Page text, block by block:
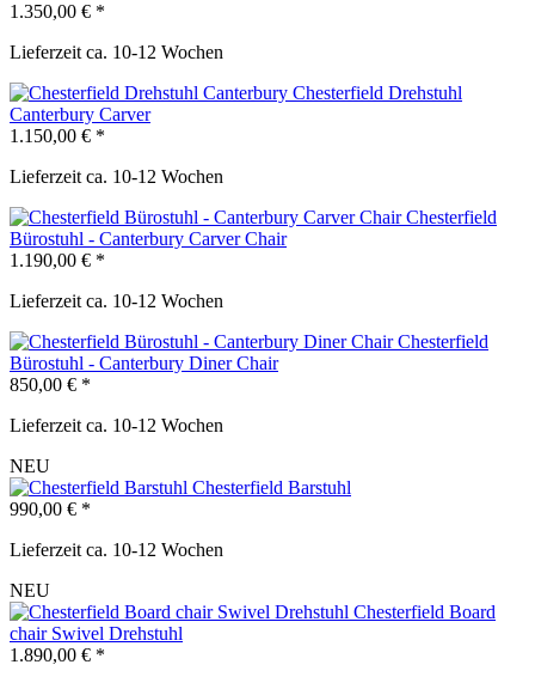
1.350,00 € *
Lieferzeit ca. 10-12 Wochen
Chesterfield Drehstuhl
Canterbury Carver
1.150,00 € *
Lieferzeit ca. 10-12 Wochen
Chesterfield
Bürostuhl - Canterbury Carver Chair
1.190,00 € *
Lieferzeit ca. 10-12 Wochen
Chesterfield
Bürostuhl - Canterbury Diner Chair
850,00 € *
Lieferzeit ca. 10-12 Wochen
NEU
Chesterfield Barstuhl
990,00 € *
Lieferzeit ca. 10-12 Wochen
NEU
Chesterfield Board
chair Swivel Drehstuhl
1.890,00 € *